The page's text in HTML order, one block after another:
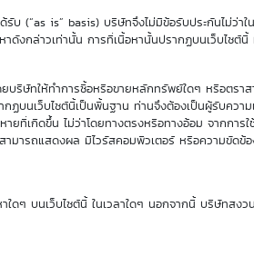
(“as is” basis) บริษัทจึงไม่มีข้อรับประกันไม่ว่า
าดังกล่าวเท่านั้น การที่เนื้อหานั้นปรากฏบนเว็บไซ
บริษัทให้ทำการซื้อหรือขายหลักทรัพย์ใดๆ หรือตร
ฏบนเว็บไซต์นี้เป็นพื้นฐาน ท่านจึงต้องเป็นผู้รับคว
ที่เกิดขึ้น ไม่ว่าโดยทางตรงหรือทางอ้อม จากกา
ารถแสดงผล มีไวรัสคอมพิวเตอร์ หรือความขัดข้อ
ดๆ บนเว็บไซต์นี้ ในเวลาใดๆ นอกจากนี้ บริษัทสง